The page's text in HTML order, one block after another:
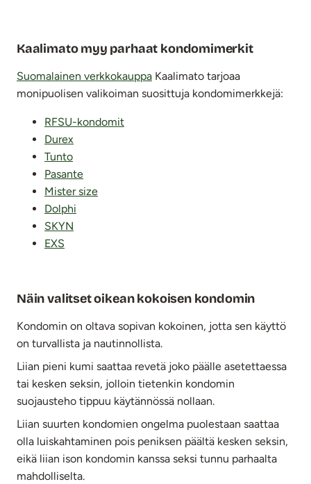
Kaalimato myy parhaat kondomimerkit
Suomalainen verkkokauppa Kaalimato tarjoaa
monipuolisen valikoiman suosittuja kondomimerkkejä:
RFSU-kondomit
Durex
Tunto
Pasante
Mister size
Dolphi
SKYN
EXS
Näin valitset oikean kokoisen kondomin
Kondomin on oltava sopivan kokoinen, jotta sen käyttö
on turvallista ja nautinnollista.
Liian pieni kumi saattaa revetä joko päälle asetettaessa
tai kesken seksin, jolloin tietenkin kondomin
suojausteho tippuu käytännössä nollaan.
Liian suurten kondomien ongelma puolestaan saattaa
olla luiskahtaminen pois peniksen päältä kesken seksin,
eikä liian ison kondomin kanssa seksi tunnu parhaalta
mahdolliselta.